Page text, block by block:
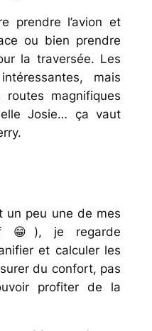
prendre l’avion et
ou bien prendre
la traversée. Les
mais
routes magnifiques
Josie… ça vaut
un peu une de mes
😁), je regarde
et calculer les
du confort, pas
profiter de la